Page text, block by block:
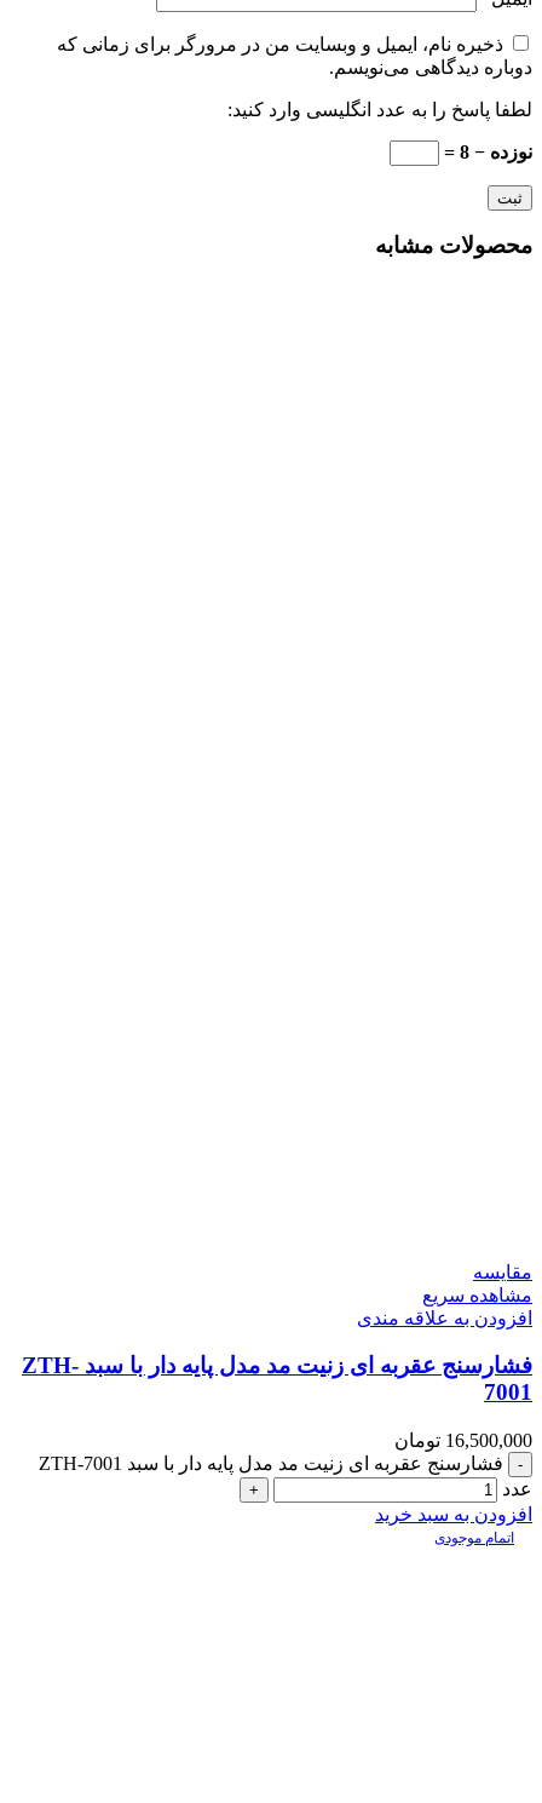
ذخیره نام، ایمیل و وبسایت من در مرورگر برای زمانی که
دوباره دیدگاهی می‌نویسم.
لطفا پاسخ را به عدد انگلیسی وارد کنید:
نوزده − 8 =
محصولات مشابه
مقایسه
مشاهده سریع
افزودن به علاقه مندی
فشارسنج عقربه ای زنیت مد مدل پایه دار با سبد ZTH-
7001
16,500,000 تومان
فشارسنج عقربه ای زنیت مد مدل پایه دار با سبد ZTH-7001
عدد
افزودن به سبد خرید
اتمام موجودی